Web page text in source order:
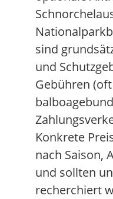
sind
und
Gebühren
Konkrete
nach Saison,
und sollten
recherchiert